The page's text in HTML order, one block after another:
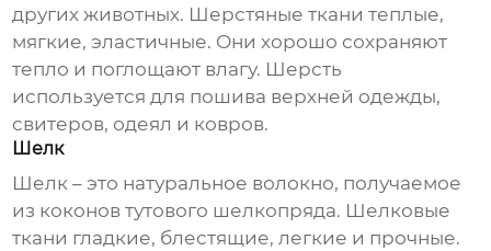
других животных. Шерстяные ткани теплые,
мягкие, эластичные. Они хорошо сохраняют
тепло и поглощают влагу. Шерсть
используется для пошива верхней одежды,
свитеров, одеял и ковров.
Шелк
Шелк – это натуральное волокно, получаемое
из коконов тутового шелкопряда. Шелковые
ткани гладкие, блестящие, легкие и прочные.